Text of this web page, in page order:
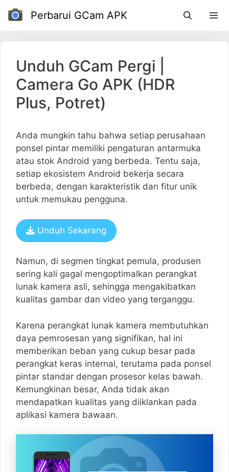
Loncat
ke
Perbarui GCam APK
Unduh GCam Pergi |
Camera Go APK (HDR
Plus, Potret)
Anda mungkin tahu bahwa setiap perusahaan
ponsel pintar memiliki pengaturan antarmuka
atau stok Android yang berbeda. Tentu saja,
setiap ekosistem Android bekerja secara
berbeda, dengan karakteristik dan fitur unik
untuk memukau pengguna.
Unduh Sekarang
Namun, di segmen tingkat pemula, produsen
sering kali gagal mengoptimalkan perangkat
lunak kamera asli, sehingga mengakibatkan
kualitas gambar dan video yang terganggu.
Karena perangkat lunak kamera membutuhkan
daya pemrosesan yang signifikan, hal ini
memberikan beban yang cukup besar pada
perangkat keras internal, terutama pada ponsel
pintar standar dengan prosesor kelas bawah.
Kemungkinan besar, Anda tidak akan
mendapatkan kualitas yang diiklankan pada
aplikasi kamera bawaan.